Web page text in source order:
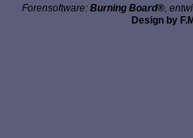
Forensoftware: Burning Board®,